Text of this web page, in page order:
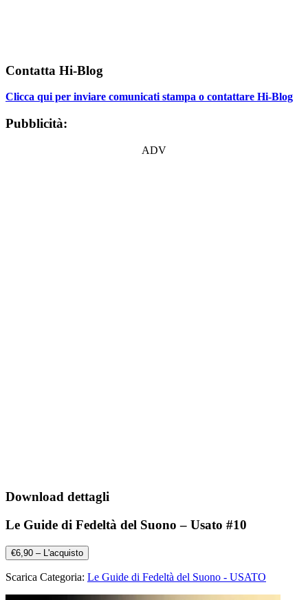
Contatta Hi-Blog
Clicca qui per inviare comunicati stampa o contattare Hi-Blog
Pubblicità:
ADV
Download dettagli
Le Guide di Fedeltà del Suono – Usato #10
€6,90 – L'acquisto
Scarica Categoria: Le Guide di Fedeltà del Suono - USATO